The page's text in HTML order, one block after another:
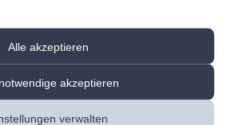
Alle akzeptieren
akzeptieren
verwalten
online beantragen und beim nächsten
abholen.